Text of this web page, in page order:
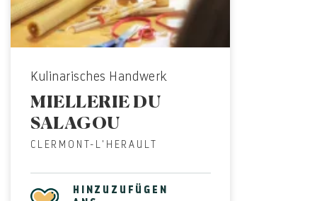
Kulinarisches Handwerk
MIELLERIE DU
SALAGOU
CLERMONT-L'HERAULT
HINZUZUFÜGEN